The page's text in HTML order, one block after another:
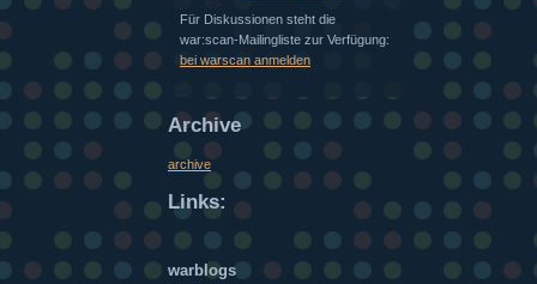
Für Diskussionen steht die
war:scan-Mailingliste zur Verfügung:
bei warscan anmelden
Archive
archive
Links:
warblogs